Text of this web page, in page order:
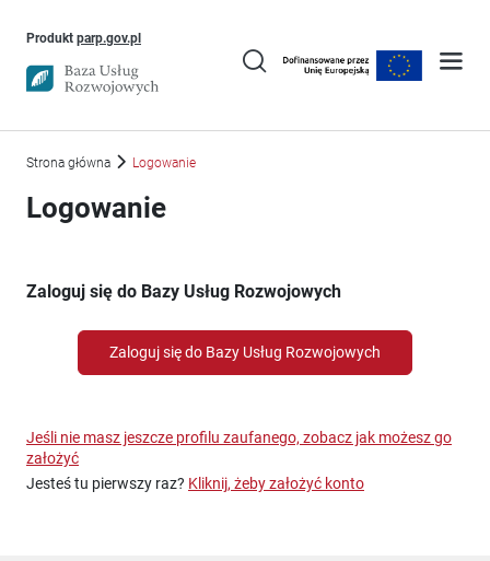
Produkt parp.gov.plUwaga, link otworzy się w nowym oknie
Strona główna Logowanie
Logowanie
Zaloguj się do Bazy Usług Rozwojowych
Zaloguj się do Bazy Usług Rozwojowych
Jeśli nie masz jeszcze profilu zaufanego, zobacz jak możesz go
założyć
Jesteś tu pierwszy raz? Kliknij, żeby założyć konto